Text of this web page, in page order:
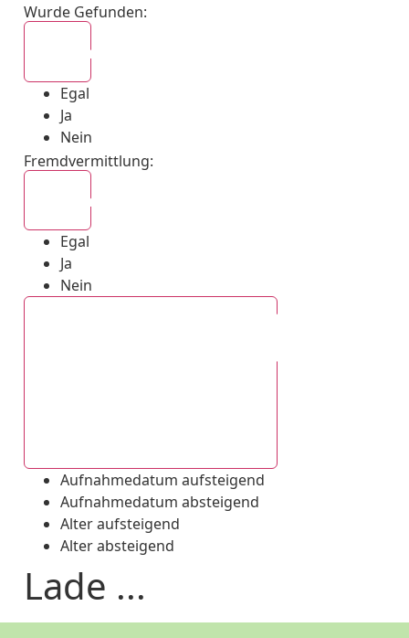
Wurde Gefunden:
Egal
Ja
Nein
Fremdvermittlung:
Egal
Ja
Nein
Aufnahmedatum aufsteigend
Aufnahmedatum absteigend
Alter aufsteigend
Alter absteigend
Lade ...